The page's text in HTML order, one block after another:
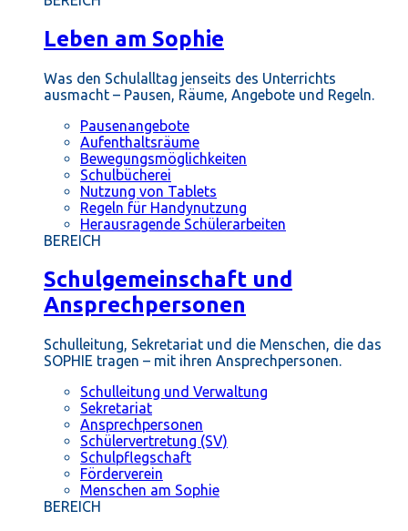
Leben am Sophie
Was den Schulalltag jenseits des Unterrichts
ausmacht – Pausen, Räume, Angebote und Regeln.
Pausenangebote
Aufenthaltsräume
Bewegungsmöglichkeiten
Schulbücherei
Nutzung von Tablets
Regeln für Handynutzung
Herausragende Schülerarbeiten
BEREICH
Schulgemeinschaft und
Ansprechpersonen
Schulleitung, Sekretariat und die Menschen, die das
SOPHIE tragen – mit ihren Ansprechpersonen.
Schulleitung und Verwaltung
Sekretariat
Ansprechpersonen
Schülervertretung (SV)
Schulpflegschaft
Förderverein
Menschen am Sophie
BEREICH